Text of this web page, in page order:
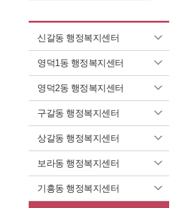
신갈동 행정복지센터
영덕1동 행정복지센터
영덕2동 행정복지센터
구갈동 행정복지센터
상갈동 행정복지센터
보라동 행정복지센터
기흥동 행정복지센터